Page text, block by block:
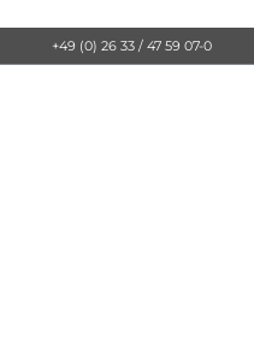
+49 (0) 26 33 / 47 59 07-0